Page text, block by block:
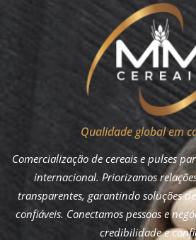
Qualidade global em
Comercialização de cereais e pulses
internacional. Priorizamos
transparentes, garantindo soluções
confiáveis. Conectamos pessoas e
credibilidade e